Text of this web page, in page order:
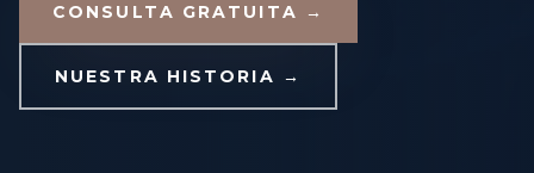
CONSULTA GRATUITA →
NUESTRA HISTORIA →